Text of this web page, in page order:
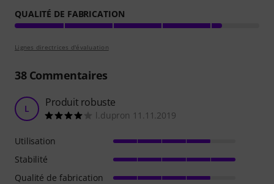
QUALITÉ DE FABRICATION
Lignes directrices d'évaluation
38Commentaires
L Produit robuste
l.dupron 11.11.2019
Utilisation
Stabilité
Qualité de fabrication